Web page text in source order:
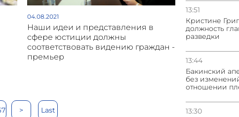
04.08.2021
Наши идеи и представления в
сфере юстиции должны
соответствовать видению граждан -
премьер
> Last
13:51
Кристине
должность
разведки
13:44
Бакинский
без
отношении
13:30